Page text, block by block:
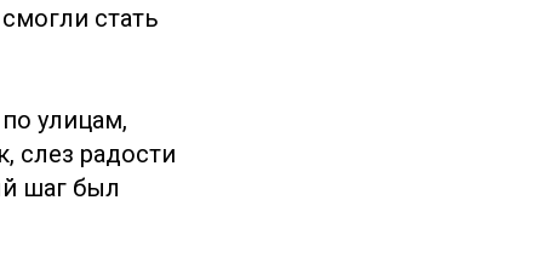
стать
улицам,
слез радости
шаг был